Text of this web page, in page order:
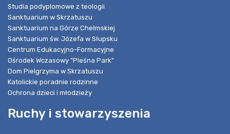
Studia podyplomowe z teologii
Sanktuarium w Skrzatuszu
Sanktuarium na Górze Chełmskiej
Sanktuarium św. Józefa w Słupsku
Centrum Edukacyjno-Formacyjne
Ośrodek Wczasowy "Pleśna Park"
Dom Pielgrzyma w Skrzatuszu
Katolickie poradnie rodzinne
Ochrona dzieci i młodzieży
Ruchy i stowarzyszenia